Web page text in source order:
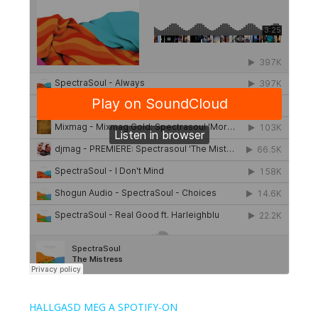
HALLGASD MEG A SPOTIFY-ON